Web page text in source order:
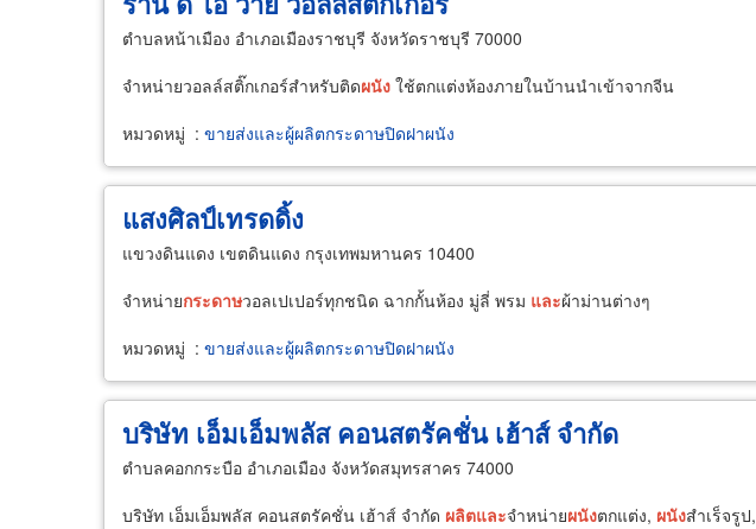
ตำบลหน้าเมือง อำเภอเมืองราชบุรี จังหวัดราชบุรี 70000
จำหน่ายวอลล์สติ๊กเกอร์สำหรับติดผนัง ใช้ตกแต่งห้องภายในบ้านนำเข้าจากจีน
หมวดหมู่ : ขายส่งและผู้ผลิตกระดาษปิดฝาผนัง
แสงศิลป์เทรดดิ้ง
แขวงดินแดง เขตดินแดง กรุงเทพมหานคร 10400
จำหน่ายกระดาษวอลเปเปอร์ทุกชนิด ฉากกั้นห้อง มู่ลี่ พรม และผ้าม่านต่างๆ
หมวดหมู่ : ขายส่งและผู้ผลิตกระดาษปิดฝาผนัง
บริษัท เอ็มเอ็มพลัส คอนสตรัคชั่น เฮ้าส์ จำกัด
ตำบลคอกกระบือ อำเภอเมือง จังหวัดสมุทรสาคร 74000
บริษัท เอ็มเอ็มพลัส คอนสตรัคชั่น เฮ้าส์ จำกัด ผลิตและจำหน่ายผนังตกแต่ง, ผนังสําเร็จรูป,